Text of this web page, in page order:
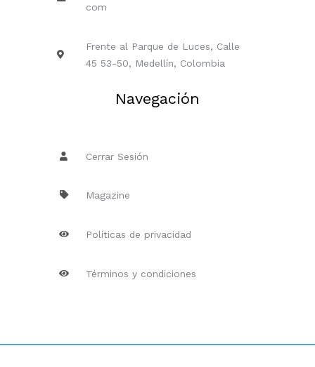
com
Frente al Parque de Luces, Calle
45 53-50, Medellín, Colombia
Navegación
Cerrar Sesión
Magazine
Políticas de privacidad
Términos y condiciones